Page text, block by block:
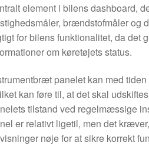
element i bilens dashboard,
brændstofmåler og
for bilens funktionalitet, da det
om køretøjets status.
panelet kan med
kan føre til, at det skal
tilstand ved regelmæssige
er relativt ligetil, men det
nøje for at sikre korrekt